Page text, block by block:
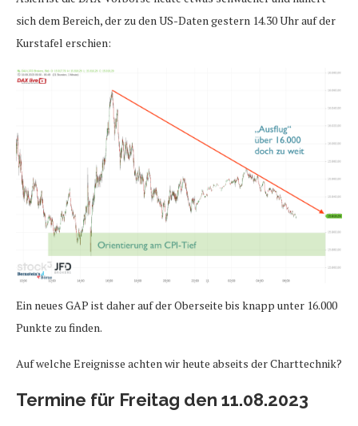
sich dem Bereich, der zu den US-Daten gestern 14.30 Uhr auf der
Kurstafel erschien:
Ein neues GAP ist daher auf der Oberseite bis knapp unter 16.000
Punkte zu finden.
Auf welche Ereignisse achten wir heute abseits der Charttechnik?
Termine für Freitag den 11.08.2023